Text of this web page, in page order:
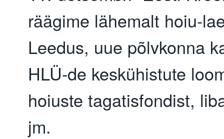
räägime lähemalt hoiu-
Leedus, uue põlvkonna
HLÜ-de keskühistute
hoiuste tagatisfondist,
jm.